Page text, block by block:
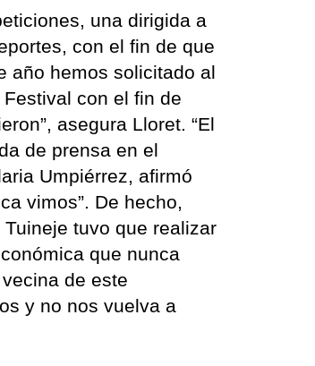
una dirigida a
con el fin de que
año hemos solicitado al
con el fin de
asegura Lloret. “El
de prensa en el
Umpiérrez, afirmó
vimos”. De hecho,
tuvo que realizar
que nunca
de este
y no nos vuelva a